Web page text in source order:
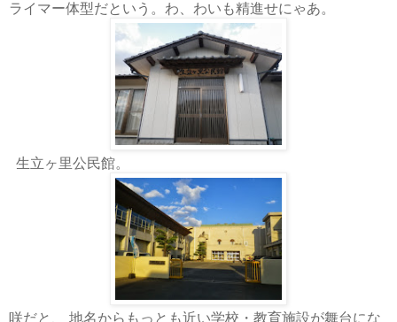
ライマー体型だという。わ、わいも精進せにゃあ。
生立ヶ里公民館。
咲だと、 地名からもっとも近い学校・教育施設が舞台にな